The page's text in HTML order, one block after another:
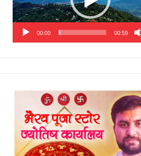
00:00 00:59